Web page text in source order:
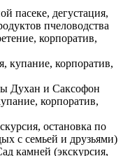
пасеке, дегустация,
пчеловодства
корпоратив,
купание, корпоратив,
Духан и Саксофон
корпоратив,
остановка по
с семьей и друзьями)
камней (экскурсия,